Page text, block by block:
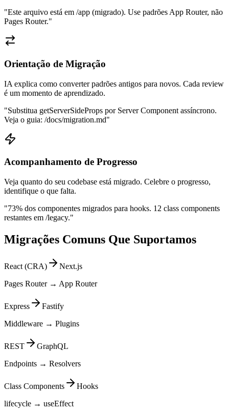
"Este arquivo está em /app (migrado). Use padrões App Router, não
Pages Router."
Orientação de Migração
IA explica como converter padrões antigos para novos. Cada review
é um momento de aprendizado.
"Substitua getServerSideProps por Server Component assíncrono.
Veja o guia: /docs/migration.md"
Acompanhamento de Progresso
Veja quanto do seu codebase está migrado. Celebre o progresso,
identifique o que falta.
"73% dos componentes migrados para hooks. 12 class components
restantes em /legacy."
Migrações Comuns Que Suportamos
React (CRA)
Next.js
Pages Router → App Router
Express
Fastify
Middleware → Plugins
REST
GraphQL
Endpoints → Resolvers
Class Components
Hooks
lifecycle → useEffect